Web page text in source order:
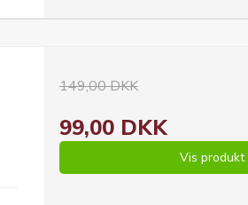
149,00 DKK
99,00 DKK
Vis produkt